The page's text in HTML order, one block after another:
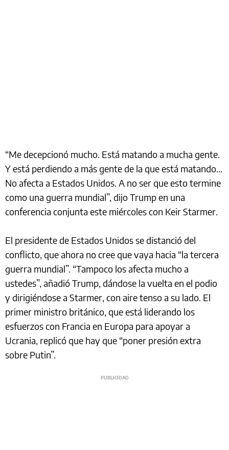
“Me decepcionó mucho. Está matando a mucha gente.
Y está perdiendo a más gente de la que está matando...
No afecta a Estados Unidos. A no ser que esto termine
como una guerra mundial”, dijo Trump en una
conferencia conjunta este miércoles con Keir Starmer.
El presidente de Estados Unidos se distanció del
conflicto, que ahora no cree que vaya hacia “la tercera
guerra mundial”. “Tampoco los afecta mucho a
ustedes”, añadió Trump, dándose la vuelta en el podio
y dirigiéndose a Starmer, con aire tenso a su lado. El
primer ministro británico, que está liderando los
esfuerzos con Francia en Europa para apoyar a
Ucrania, replicó que hay que “poner presión extra
sobre Putin”.